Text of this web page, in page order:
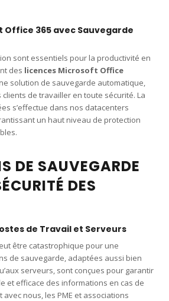
Office 365 avec Sauvegarde
sont essentiels pour la productivité en
des licences Microsoft Office
solution de sauvegarde automatique,
de travailler en toute sécurité. La
s’effectue dans nos datacenters
un haut niveau de protection
DE SAUVEGARDE
DES
de Travail et Serveurs
être catastrophique pour une
de sauvegarde, adaptées aussi bien
serveurs, sont conçues pour garantir
et efficace des informations en cas de
nous, les PME et associations